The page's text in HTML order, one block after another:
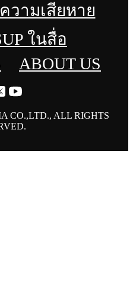
วามเสียหาย
ในสื่อ
ABOUT US
CO.,LTD., ALL RIGHTS